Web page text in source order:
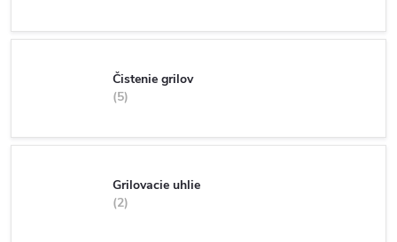
Čistenie grilov
5
Grilovacie uhlie
2